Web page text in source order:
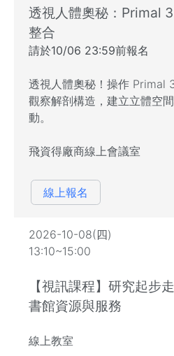
透視人體奧秘：Primal
整合
請於10/06 23:59前報名
透視人體奧秘！操作 Primal
觀察解剖構造，建立立體空
動。
飛資得廠商線上會議室
線上報名
2026-10-08(四)
13:10~15:00
【視訊課程】研究起步
書館資源與服務
線上教室